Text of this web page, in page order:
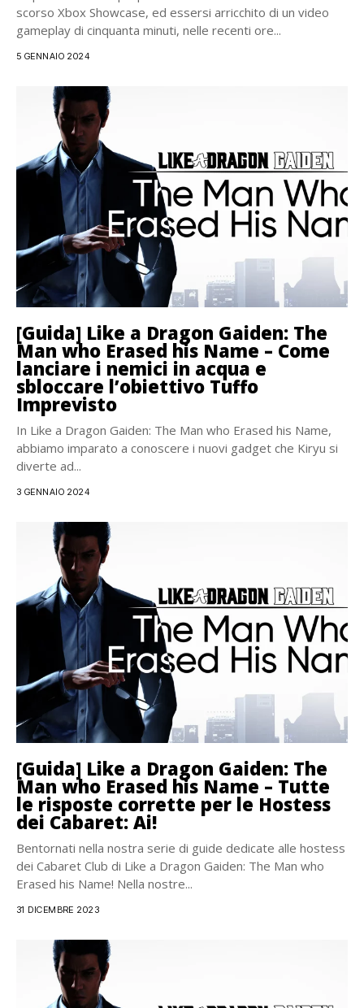
scorso Xbox Showcase, ed essersi arricchito di un video
gameplay di cinquanta minuti, nelle recenti ore...
5 GENNAIO 2024
[Guida] Like a Dragon Gaiden: The
Man who Erased his Name – Come
lanciare i nemici in acqua e
sbloccare l’obiettivo Tuffo
Imprevisto
In Like a Dragon Gaiden: The Man who Erased his Name,
abbiamo imparato a conoscere i nuovi gadget che Kiryu si
diverte ad...
3 GENNAIO 2024
[Guida] Like a Dragon Gaiden: The
Man who Erased his Name – Tutte
le risposte corrette per le Hostess
dei Cabaret: Ai!
Bentornati nella nostra serie di guide dedicate alle hostess
dei Cabaret Club di Like a Dragon Gaiden: The Man who
Erased his Name! Nella nostre...
31 DICEMBRE 2023